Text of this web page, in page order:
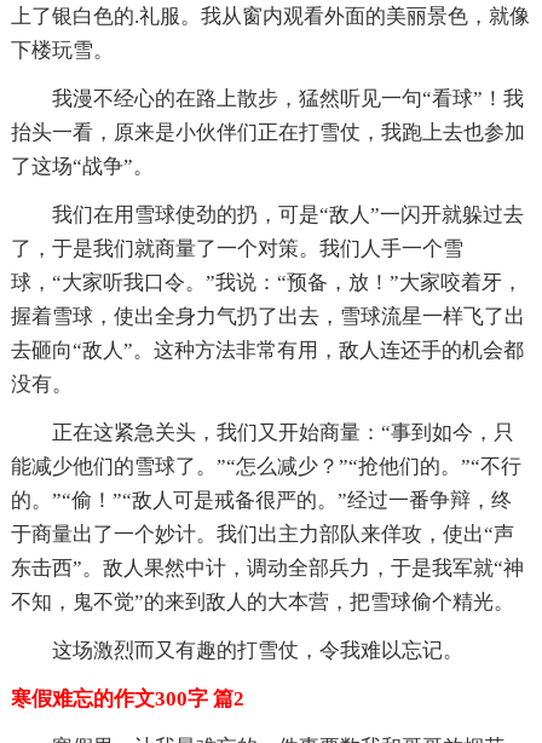
上了银白色的.礼服。我从窗内观看外面的美丽景色，就像
下楼玩雪。
我漫不经心的在路上散步，猛然听见一句“看球”！我
抬头一看，原来是小伙伴们正在打雪仗，我跑上去也参加
了这场“战争”。
我们在用雪球使劲的扔，可是“敌人”一闪开就躲过去
了，于是我们就商量了一个对策。我们人手一个雪
球，“大家听我口令。”我说：“预备，放！”大家咬着牙，
握着雪球，使出全身力气扔了出去，雪球流星一样飞了出
去砸向“敌人”。这种方法非常有用，敌人连还手的机会都
没有。
正在这紧急关头，我们又开始商量：“事到如今，只
能减少他们的雪球了。”“怎么减少？”“抢他们的。”“不行
的。”“偷！”“敌人可是戒备很严的。”经过一番争辩，终
于商量出了一个妙计。我们出主力部队来佯攻，使出“声
东击西”。敌人果然中计，调动全部兵力，于是我军就“神
不知，鬼不觉”的来到敌人的大本营，把雪球偷个精光。
这场激烈而又有趣的打雪仗，令我难以忘记。
寒假难忘的作文300字 篇2